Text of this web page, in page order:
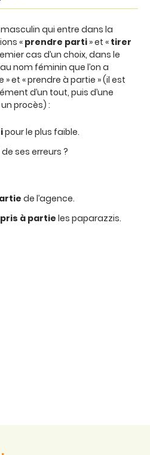
masculin qui entre dans la
« prendre parti » et « tirer
cas d’un choix, dans le
nom féminin que l’on a
et « prendre à partie » (il est
d’un tout, puis d’une
procès) :
pour le plus faible.
de ses erreurs ?
de l’agence.
pris à partie les paparazzis.